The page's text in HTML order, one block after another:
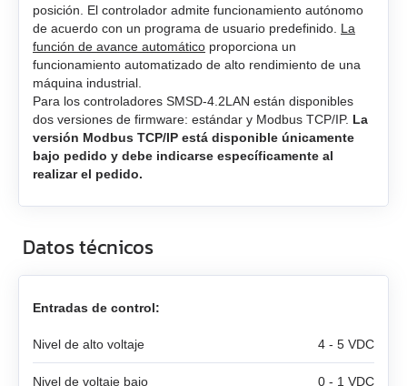
SMD‑8.0 PCB abierta
SMD‑4.2HV
Todos los modelos
SM4247 con SMD‑1.6mini ver.2
SM4247 con SMD‑1.6mini IP65
Motores BLDC
Todos los modelos
SM42L100
SM57L114
SM86L98
SM86L125
DB42C02
Motorreductores de CC
Todos los modelos
SM5946W
SM6551W
SM7152W
SM7185W
Motores paso a paso
Todos los modelos
FL28STH32‑0956A
FL39ST34‑0306A
FL42STH47‑1684A
Actuadores lineales
LD3‑12‑05‑K3
LD3‑12‑10‑K3
Servomotores AC Estun
Todos los modelos
EM3A-01
EM3A-02
Servo controladores AC Estun
ED3L
High power PRONET
GPLE22
Todos los modelos
Frenos para motores CC
posición. El controlador admite funcionamiento autónomo
de acuerdo con un programa de usuario predefinido. La
función de avance automático proporciona un
funcionamiento automatizado de alto rendimiento de una
máquina industrial.
Para los controladores SMSD-4.2LAN están disponibles
dos versiones de firmware: estándar y Modbus TCP/IP. La
versión Modbus TCP/IP está disponible únicamente
bajo pedido y debe indicarse específicamente al
realizar el pedido.
Datos técnicos
Entradas de control:
Nivel de alto voltaje 4 - 5 VDC
Nivel de voltaje bajo 0 - 1 VDC